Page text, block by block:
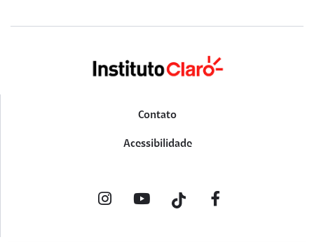
Contato
Acessibilidade